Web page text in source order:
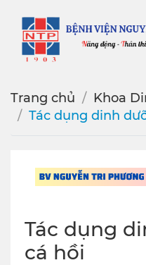
Trang chủ
Khoa
Tác dụng dinh
Tác dụng
cá hồi